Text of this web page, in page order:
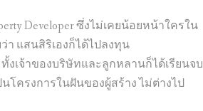
Developer ซึ่งไม่เคยน้อยหน้าใครใน
แสนสิริเองก็ได้ไปลงทุน
เจ้าของบริษัทและลูกหลานก็ได้เรียนจบ
นโครงการในฝันของผู้สร้าง ไม่ต่างไป